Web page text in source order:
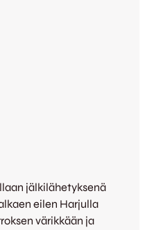
jälkilähetyksenä
eilen Harjulla
värikkään ja